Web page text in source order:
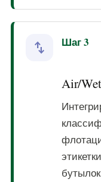
swap_vert Шаг 3
Air/